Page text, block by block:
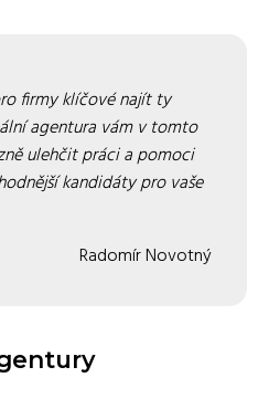
firmy klíčové najít ty
agentura vám v tomto
ulehčit práci a pomoci
kandidáty pro vaše
Radomír Novotný